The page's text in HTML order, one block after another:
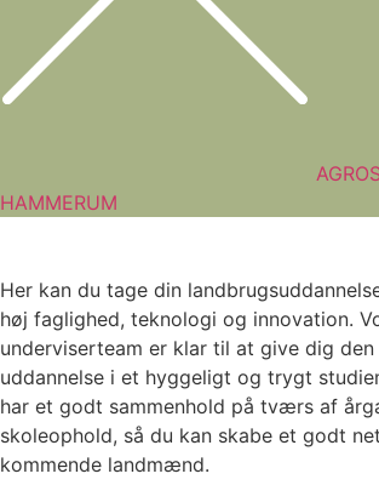
HAMMERUM
Her kan du tage din
høj faglighed, teknologi og innovation.
underviserteam er klar til at give dig
uddannelse i et hyggeligt og trygt
har et godt sammenhold på tværs af
skoleophold, så du kan skabe et godt
kommende landmænd.